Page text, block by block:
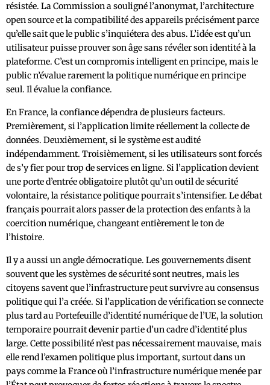
résistée. La Commission a souligné l’anonymat, l’architecture
open source et la compatibilité des appareils précisément parce
qu’elle sait que le public s’inquiétera des abus. L’idée est qu’un
utilisateur puisse prouver son âge sans révéler son identité à la
plateforme. C’est un compromis intelligent en principe, mais le
public n’évalue rarement la politique numérique en principe
seul. Il évalue la confiance.
En France, la confiance dépendra de plusieurs facteurs.
Premièrement, si l’application limite réellement la collecte de
données. Deuxièmement, si le système est audité
indépendamment. Troisièmement, si les utilisateurs sont forcés
de s’y fier pour trop de services en ligne. Si l’application devient
une porte d’entrée obligatoire plutôt qu’un outil de sécurité
volontaire, la résistance politique pourrait s’intensifier. Le débat
français pourrait alors passer de la protection des enfants à la
coercition numérique, changeant entièrement le ton de
l’histoire.
Il y a aussi un angle démocratique. Les gouvernements disent
souvent que les systèmes de sécurité sont neutres, mais les
citoyens savent que l’infrastructure peut survivre au consensus
politique qui l’a créée. Si l’application de vérification se connecte
plus tard au Portefeuille d’identité numérique de l’UE, la solution
temporaire pourrait devenir partie d’un cadre d’identité plus
large. Cette possibilité n’est pas nécessairement mauvaise, mais
elle rend l’examen politique plus important, surtout dans un
pays comme la France où l’infrastructure numérique menée par